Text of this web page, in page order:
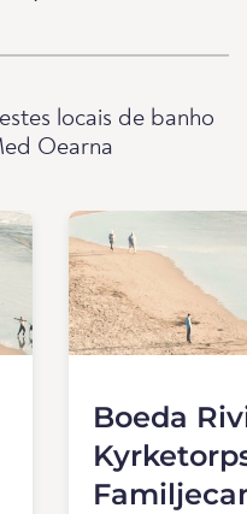
locais de banho
Oearna
Boeda